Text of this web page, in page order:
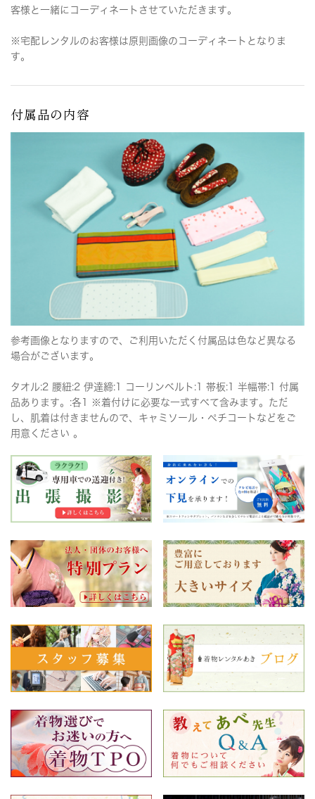
客様と一緒にコーディネートさせていただきます。
※宅配レンタルのお客様は原則画像のコーディネートとなりま
す。
付属品の内容
参考画像となりますので、ご利用いただく付属品は色など異なる
場合がございます。
タオル:2 腰紐:2 伊達締:1 コーリンベルト:1 帯板:1 半幅帯:1 付属
品あります。:各1 ※着付けに必要な一式すべて含みます。ただ
し、肌着は付きませんので、キャミソール・ペチコートなどをご
用意ください 。